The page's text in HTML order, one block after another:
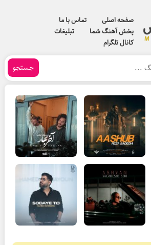
صفحه اصلی
تماس با ما
پخش آهنگ شما
تبلیغات
کانال تلگرام
جستجو